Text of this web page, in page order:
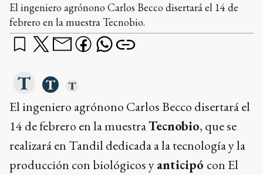
El ingeniero agrónono Carlos Becco disertará el 14 de
febrero en la muestra Tecnobio.
El ingeniero agrónono Carlos Becco disertará el
14 de febrero en la muestraTecnobio, que se
realizará en Tandil dedicada a la tecnología y la
producción con biológicos yanticipó con El